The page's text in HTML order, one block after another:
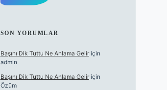
SON YORUMLAR
Başını Dik Tuttu Ne Anlama Geliriçin
admin
Başını Dik Tuttu Ne Anlama Geliriçin
Özüm